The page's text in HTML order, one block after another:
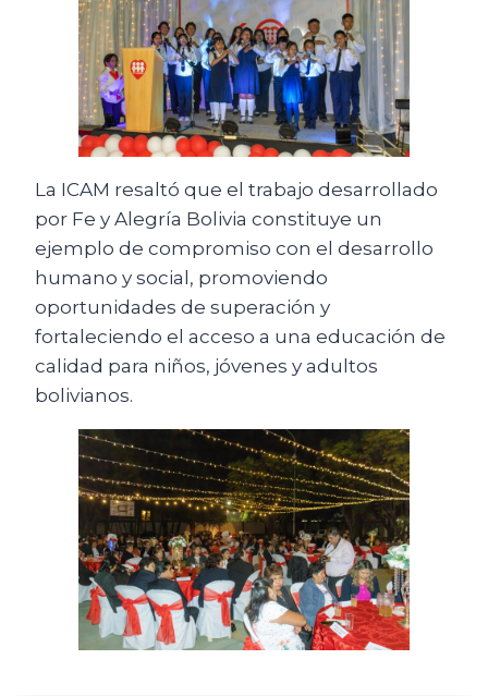
La ICAM resaltó que el trabajo desarrollado
por Fe y Alegría Bolivia constituye un
ejemplo de compromiso con el desarrollo
humano y social, promoviendo
oportunidades de superación y
fortaleciendo el acceso a una educación de
calidad para niños, jóvenes y adultos
bolivianos.